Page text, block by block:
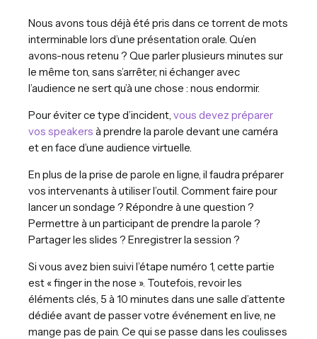
Nous avons tous déjà été pris dans ce torrent de mots
interminable lors d’une présentation orale. Qu’en
avons-nous retenu ? Que parler plusieurs minutes sur
le même ton, sans s’arrêter, ni échanger avec
l’audience ne sert qu’à une chose : nous endormir.
Pour éviter ce type d’incident, vous devez préparer
vos speakers à prendre la parole devant une caméra
et en face d’une audience virtuelle.
En plus de la prise de parole en ligne, il faudra préparer
vos intervenants à utiliser l’outil. Comment faire pour
lancer un sondage ? Répondre à une question ?
Permettre à un participant de prendre la parole ?
Partager les slides ? Enregistrer la session ?
Si vous avez bien suivi l’étape numéro 1, cette partie
est « finger in the nose ». Toutefois, revoir les
éléments clés, 5 à 10 minutes dans une salle d’attente
dédiée avant de passer votre événement en live, ne
mange pas de pain. Ce qui se passe dans les coulisses